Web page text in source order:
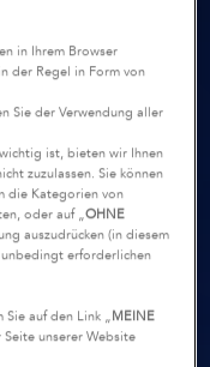
in Ihrem Browser
der Regel in Form von
Sie der Verwendung aller
ist, bieten wir Ihnen
zuzulassen. Sie können
die Kategorien von
oder auf „OHNE
auszudrücken (in diesem
erforderlichen
auf den Link „MEINE
unserer Website